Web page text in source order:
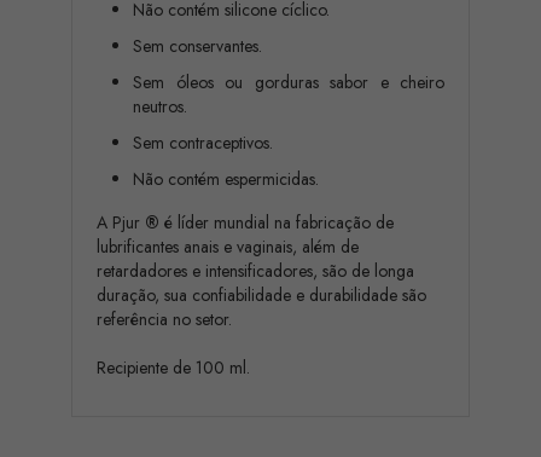
Não contém silicone cíclico.
Sem conservantes.
Sem óleos ou gorduras sabor e cheiro
neutros.
Sem contraceptivos.
Não contém espermicidas.
A Pjur ® é líder mundial na fabricação de
lubrificantes anais e vaginais, além de
retardadores e intensificadores, são de longa
duração, sua confiabilidade e durabilidade são
referência no setor.
Recipiente de 100 ml.